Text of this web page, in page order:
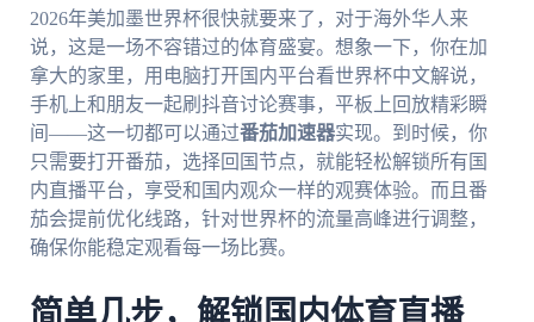
2026年美加墨世界杯很快就要来了，对于海外华人来
说，这是一场不容错过的体育盛宴。想象一下，你在加
拿大的家里，用电脑打开国内平台看世界杯中文解说，
手机上和朋友一起刷抖音讨论赛事，平板上回放精彩瞬
间——这一切都可以通过番茄加速器实现。到时候，你
只需要打开番茄，选择回国节点，就能轻松解锁所有国
内直播平台，享受和国内观众一样的观赛体验。而且番
茄会提前优化线路，针对世界杯的流量高峰进行调整，
确保你能稳定观看每一场比赛。
简单几步，解锁国内体育直播